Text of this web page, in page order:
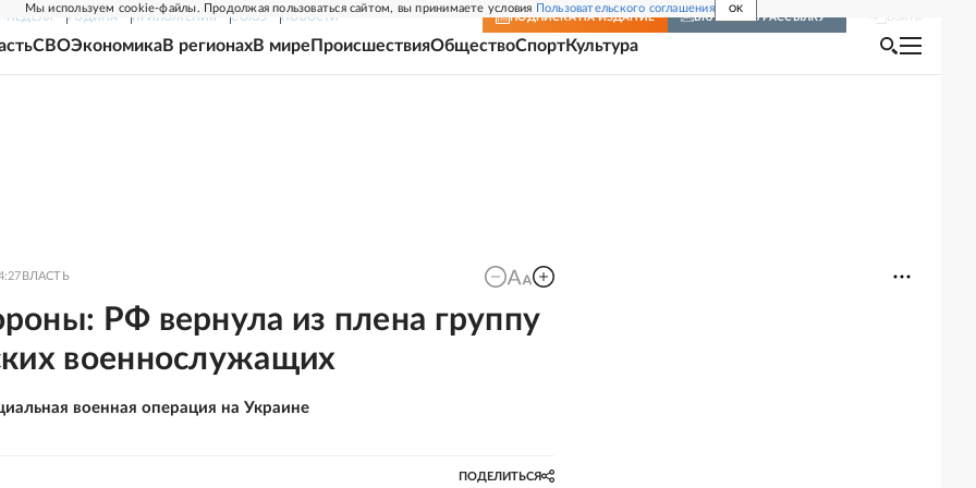
Мы используем cookie-файлы. Продолжая пользоваться сайтом, вы принимаете условия Пользовательского соглашения OK
НЕДЕЛЯ РОДИНА ПРИЛОЖЕНИЯ СОЮЗ НОВОСТИ ПОДПИСКА НА ИЗДАНИЕ ВКЛЮЧИТЬ РАССЫЛКУ
СВОЭкономикаВ регионахВ мире ПроисшествияОбществоСпортКультура
ВЛАСТЬ
РФ вернула из плена группу
военнослужащих
военная операция на Украине
ПОДЕЛИТЬСЯ